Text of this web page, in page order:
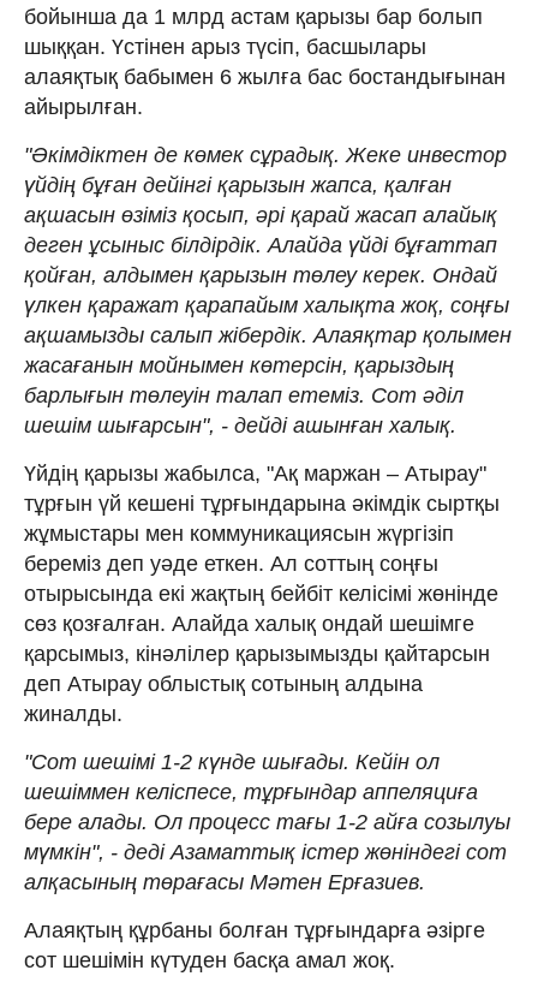
бойынша да 1 млрд астам қарызы бар болып
шыққан. Үстінен арыз түсіп, басшылары
алаяқтық бабымен 6 жылға бас бостандығынан
айырылған.
"Әкімдіктен де көмек сұрадық. Жеке инвестор
үйдің бұған дейінгі қарызын жапса, қалған
ақшасын өзіміз қосып, әрі қарай жасап алайық
деген ұсыныс білдірдік. Алайда үйді бұғаттап
қойған, алдымен қарызын төлеу керек. Ондай
үлкен қаражат қарапайым халықта жоқ, соңғы
ақшамызды салып жібердік. Алаяқтар қолымен
жасағанын мойнымен көтерсін, қарыздың
барлығын төлеуін талап етеміз. Сот әділ
шешім шығарсын", - дейді ашынған халық.
Үйдің қарызы жабылса, "Ақ маржан – Атырау"
тұрғын үй кешені тұрғындарына әкімдік сыртқы
жұмыстары мен коммуникациясын жүргізіп
береміз деп уәде еткен. Ал соттың соңғы
отырысында екі жақтың бейбіт келісімі жөнінде
сөз қозғалған. Алайда халық ондай шешімге
қарсымыз, кінәлілер қарызымызды қайтарсын
деп Атырау облыстық сотының алдына
жиналды.
"Сот шешімі 1-2 күнде шығады. Кейін ол
шешіммен келіспесе, тұрғындар аппеляциға
бере алады. Ол процесс тағы 1-2 айға созылуы
мүмкін", - деді Азаматтық істер жөніндегі сот
алқасының төрағасы Мәтен Ерғазиев.
Алаяқтың құрбаны болған тұрғындарға әзірге
сот шешімін күтуден басқа амал жоқ.